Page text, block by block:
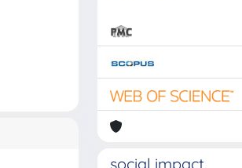
social impact